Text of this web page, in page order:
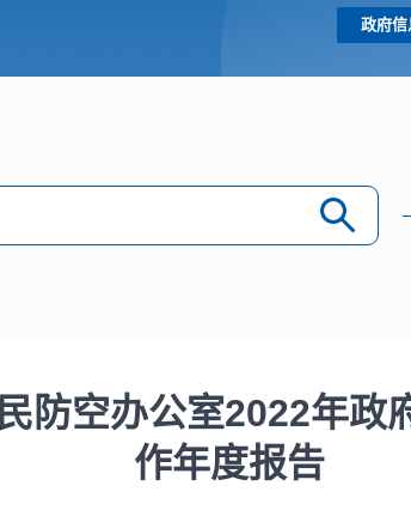
政府信
防空办公室2022年政
作年度报告